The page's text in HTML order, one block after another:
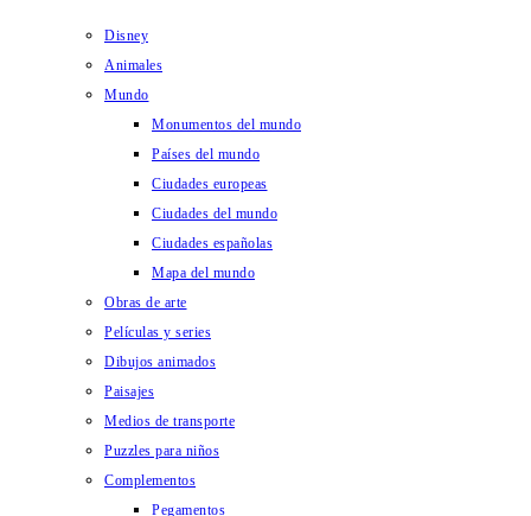
Disney
Animales
Mundo
Monumentos del mundo
Países del mundo
Ciudades europeas
Ciudades del mundo
Ciudades españolas
Mapa del mundo
Obras de arte
Películas y series
Dibujos animados
Paisajes
Medios de transporte
Puzzles para niños
Complementos
Pegamentos